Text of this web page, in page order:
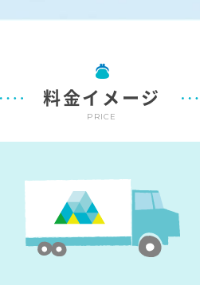
料金イメージ
PRICE